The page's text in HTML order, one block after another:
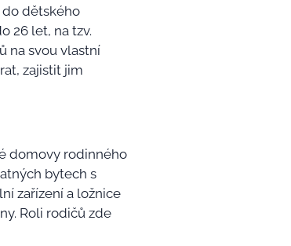
do dětského
26 let, na tzv.
na svou vlastní
zajistit jim
domovy rodinného
bytech s
zařízení a ložnice
Roli rodičů zde